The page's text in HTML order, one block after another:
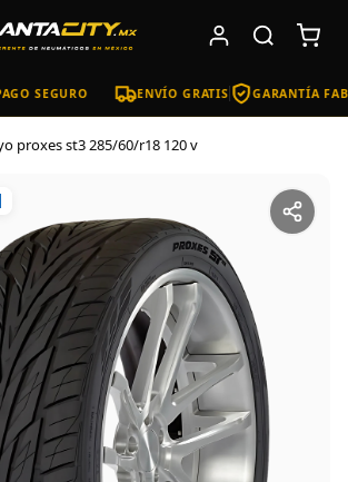
SEGURO ENVÍO GRATIS GARANTÍA
proxes st3 285/60/r18 120 v